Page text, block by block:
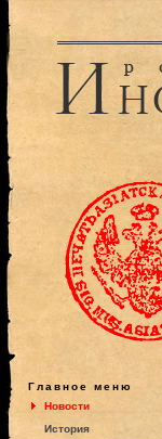
Главное меню
Новости
История